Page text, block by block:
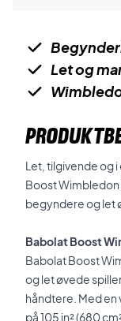
Let og
Let, tilgivende og
Boost
begyndere og let
Babolat Boost
Babolat Boost
og let øvede
håndtere. Med
på 105 in² (680